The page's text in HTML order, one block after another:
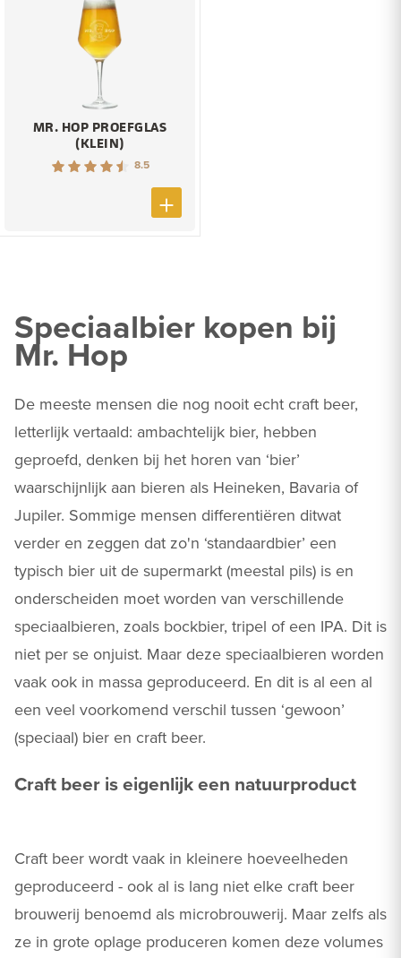
MR. HOP PROEFGLAS
(KLEIN)
8.5
Speciaalbier kopen bij
Mr. Hop
De meeste mensen die nog nooit echt craft beer,
letterlijk vertaald: ambachtelijk bier, hebben
geproefd, denken bij het horen van ‘bier’
waarschijnlijk aan bieren als Heineken, Bavaria of
Jupiler. Sommige mensen differentiëren ditwat
verder en zeggen dat zo'n ‘standaardbier’ een
typisch bier uit de supermarkt (meestal pils) is en
onderscheiden moet worden van verschillende
speciaalbieren, zoals bockbier, tripel of een IPA. Dit is
niet per se onjuist. Maar deze speciaalbieren worden
vaak ook in massa geproduceerd. En dit is al een al
een veel voorkomend verschil tussen ‘gewoon’
(speciaal) bier en craft beer.
Craft beer is eigenlijk een natuurproduct
Craft beer wordt vaak in kleinere hoeveelheden
geproduceerd - ook al is lang niet elke craft beer
brouwerij benoemd als microbrouwerij. Maar zelfs als
ze in grote oplage produceren komen deze volumes